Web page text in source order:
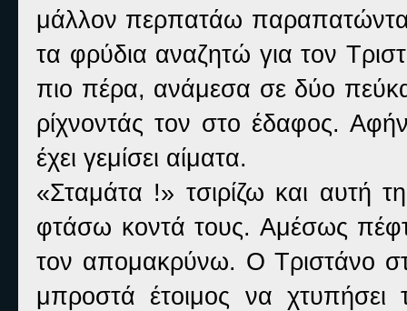
μάλλον περπατάω
τα φρύδια αναζητώ για τον
πιο πέρα, ανάμεσα σε δύο
ρίχνοντάς τον στο έδαφος.
έχει γεμίσει αίματα.
«Σταμάτα !» τσιρίζω και αυτή
φτάσω κοντά τους. Αμέσως
τον απομακρύνω. Ο Τριστάνο
μπροστά έτοιμος να